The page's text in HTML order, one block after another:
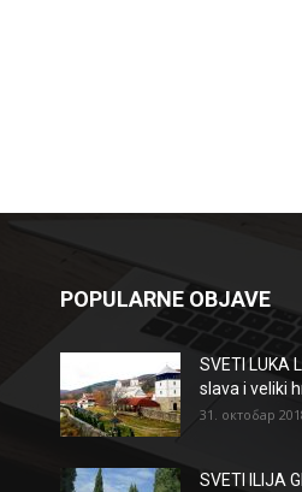
POPULARNE OBJAVE
SVETI LUKA
slava i veliki
31. октобар
SVETI ILIJA